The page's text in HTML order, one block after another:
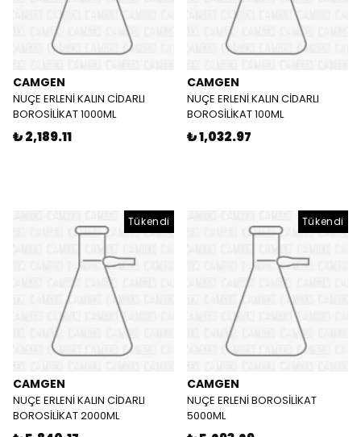
CAMGEN
NUÇE ERLENİ KALIN CİDARLI
BOROSİLİKAT 1000ML
₺ 2,189.11
CAMGEN
NUÇE ERLENİ KALIN CİDARLI
BOROSİLİKAT 100ML
₺ 1,032.97
Tükendi
CAMGEN
NUÇE ERLENİ KALIN CİDARLI
BOROSİLİKAT 2000ML
Tükendi
CAMGEN
NUÇE ERLENİ BOROSİLİKAT
5000ML